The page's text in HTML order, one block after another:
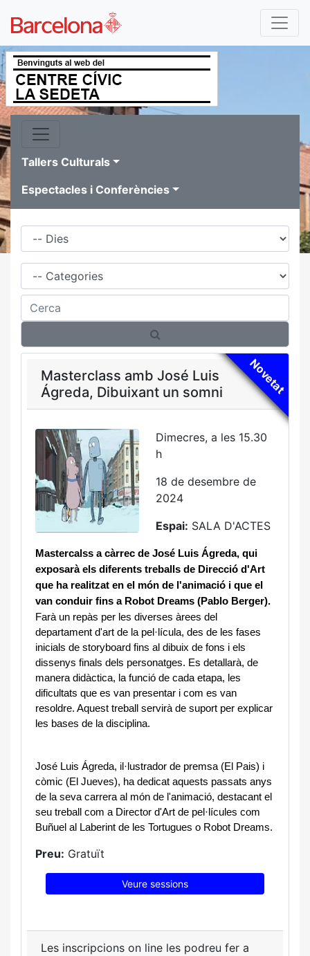
Tallers Culturals
Espectacles i Conferències
Dies
Família
Cerca
Novetat
Masterclass amb José Luis
Ágreda, Dibuixant un somni
Dimecres, a les 15.30
h
18 de desembre de
2024
Espai: SALA D'ACTES
Mastercalss a càrrec de José Luis Ágreda, qui
exposarà els diferents treballs de Direcció d'Art
que ha realitzat en el món de l'animació i que el
van conduir fins a Robot Dreams (Pablo Berger).
Farà un repàs per les diverses àrees del
departament d'art de la pel·lícula, des de les fases
inicials de storyboard fins al dibuix de fons i els
dissenys finals dels personatges. Es detallarà, de
manera didàctica, la funció de cada etapa, les
dificultats que es van presentar i com es van
resoldre. Aquest treball servirà de suport per explicar
les bases de la disciplina.
José Luis Ágreda, il·lustrador de premsa (El Pais) i
còmic (El Jueves), ha dedicat aquests passats anys
de la seva carrera al món de l'animació, destacant el
seu treball com a Director d'Art de pel·lícules com
Buñuel al Laberint de les Tortugues o Robot Dreams.
Preu: Gratuït
Veure sessions
Les inscripcions on line les podreu fer a